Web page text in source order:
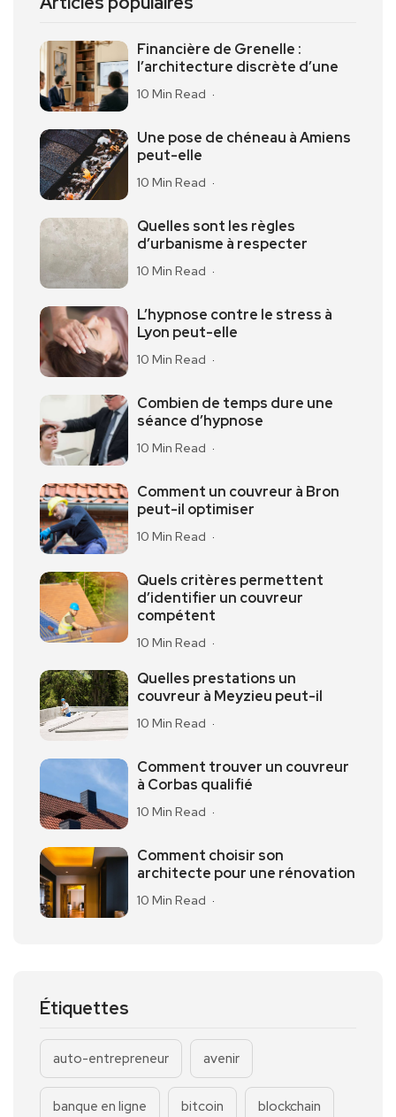
Financière de Grenelle :
l’architecture discrète d’une
10 Min Read
Une pose de chéneau à Amiens
peut-elle
10 Min Read
Quelles sont les règles
d’urbanisme à respecter
10 Min Read
L’hypnose contre le stress à
Lyon peut-elle
10 Min Read
Combien de temps dure une
séance d’hypnose
10 Min Read
Comment un couvreur à Bron
peut-il optimiser
10 Min Read
Quels critères permettent
d’identifier un couvreur
compétent
10 Min Read
Quelles prestations un
couvreur à Meyzieu peut-il
10 Min Read
Comment trouver un couvreur
à Corbas qualifié
10 Min Read
Comment choisir son
architecte pour une rénovation
10 Min Read
Étiquettes
auto-entrepreneur avenir
banque en ligne bitcoin blockchain